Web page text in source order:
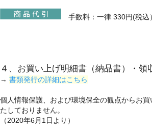
手数料：一律 330円(税込）
４、お買い上げ明細書（納品書）
→ 書類発行の詳細はこちら
個人情報保護、および環境保全の観点からお
たしておりません。
（2020年6月1日より）